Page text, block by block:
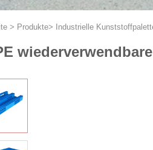
> Produkte> Industrielle